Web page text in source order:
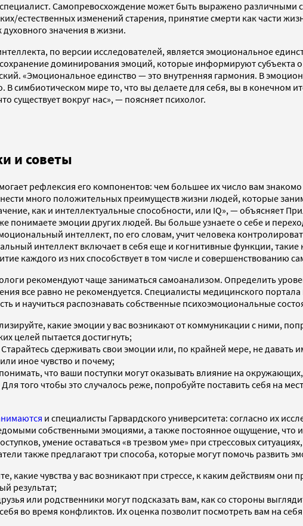
Самопревосхождение может быть выражено
естественных изменений старения, принятие смерти как части
значения в жизни.
по версии исследователей, является эмоциональное
доминирования эмоций, которые информируют субъекта
«Эмоциональное единство — это внутренняя гармония. В
симбиотическом мире то, что вы делаете для себя, вы в конечном
существует вокруг нас», — поясняет психолог.
и советы
рефлексия его компонентов: чем большее их число вам
много положительных преимуществ жизни людей, которые
как и интеллектуальные способности, или IQ», — объясняет
понимаете эмоции других людей. Вы больше узнаете о себе и
интеллект, по его словам, учит человека
интеллект включает в себя еще и когнитивные функции,
каждого из них способствует в том числе и совершенствованию
рекомендуют чаще заниматься самоанализом. Определить
все равно не рекомендуется. Специалисты медицинского
и научиться распознавать собственные психоэмоциональные
какие эмоции у вас возникают от коммуникации с ними,
целей пытается достигнуть;
сдерживать свои эмоции или, по крайней мере, не давать
иное чувство и почему;
что ваши поступки могут оказывать влияние на
того чтобы это случалось реже, попробуйте поставить себя на
и специалисты Гарвардского университета: согласно их
собственными эмоциями, а также постоянное ощущение, что
умение оставаться «в трезвом уме» при стрессовых
также предлагают три способа, которые могут помочь развить
какие чувства у вас возникают при стрессе, к каким действиям
результат;
или родственники могут подсказать вам, как со стороны
во время конфликтов. Их оценка позволит посмотреть вам на